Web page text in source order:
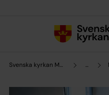
Svenska kyrkan Malmö ...